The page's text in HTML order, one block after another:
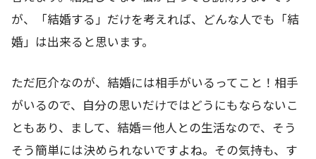
が、「結婚する」だけを考えれば、どんな人でも「結
婚」は出来ると思います。
ただ厄介なのが、結婚には相手がいるってこと！相手
がいるので、自分の思いだけではどうにもならないこ
ともあり、まして、結婚＝他人との生活なので、そう
そう簡単には決められないですよね。その気持も、す